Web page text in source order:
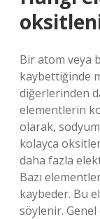
Bir atom veya
kaybettiğinde
diğerlerinden
elementlerin
olarak,
kolayca
daha fazla
Bazı
kaybeder. Bu
söylenir.